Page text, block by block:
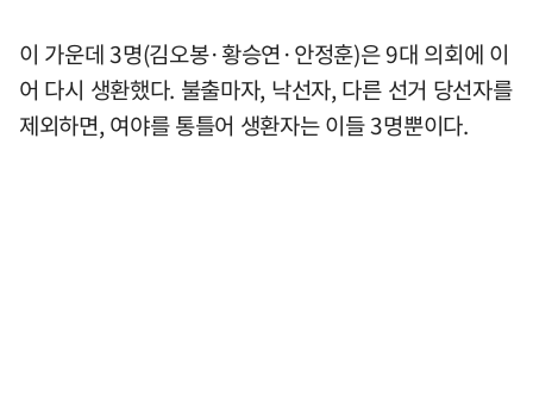
이 가운데 3명(김오봉·황승연·안정훈)은 9대 의회에 이
어 다시 생환했다. 불출마자, 낙선자, 다른 선거 당선자를
제외하면, 여야를 통틀어 생환자는 이들 3명뿐이다.